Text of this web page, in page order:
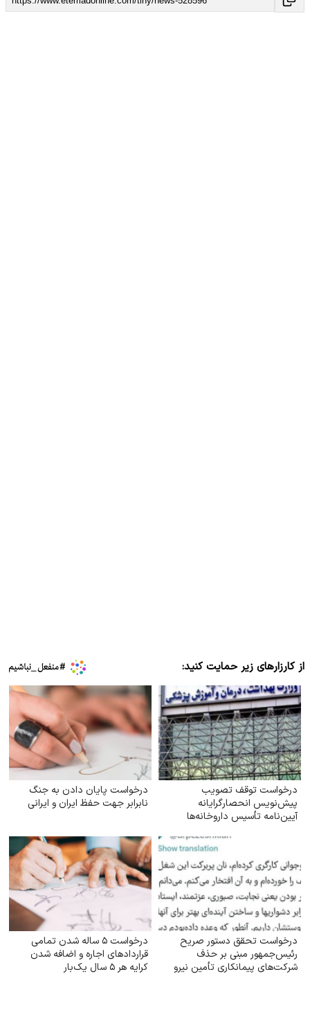
از کارزارهای زیر حمایت کنید:
درخواست توقف تصویب
پیش‌نویس انحصارگرایانه
آیین‌نامه تأسیس داروخانه‌ها
درخواست پایان دادن به جنگ
نابرابر جهت حفظ ایران و ایرانی
درخواست تحقق دستور صریح
رئیس‌جمهور مبنی بر حذف
شرکت‌های پیمانکاری تأمین نیرو
درخواست ۵ ساله شدن تمامی
قراردادهای اجاره و اضافه شدن
کرایه هر ۵ سال یک‌بار